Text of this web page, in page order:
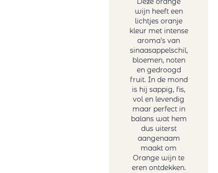
wijn heeft een
lichtjes oranje
kleur met intense
aroma’s van
sinaasappelschil,
bloemen, noten
en gedroogd
fruit. In de mond
is hij sappig, fis,
vol en levendig
maar perfect in
balans wat hem
dus uiterst
aangenaam
maakt om
Orange wijn te
eren ontdekken.